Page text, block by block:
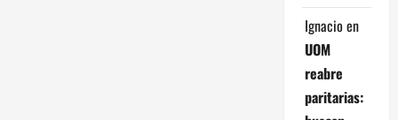
Ignacio en
UOM
reabre
paritarias: